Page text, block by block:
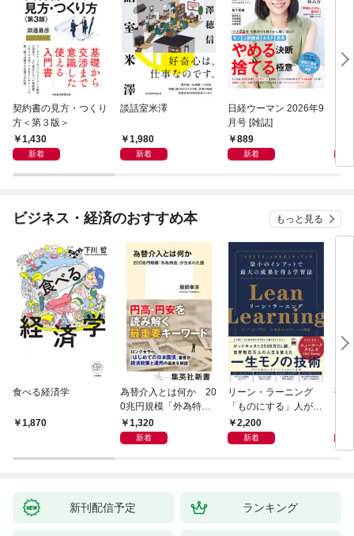
契約書の見方・つくり
方＜第３版＞
1,430
新着
談話室米澤
1,980
新着
日経ウーマン 2026年9
月号 [雑誌]
889
新着
ビジネス・経済のおすすめ本 もっと見る
食べる経済学
1,870
為替介入とは何か 20
0兆円規模「外為特
会」が生まれた謎
1,320
新着
リーン・ラーニング
「ものにする」人が自
然とやっている 最小の
インプットで最大の成
2,200
新着
研
新刊配信予定 ランキング